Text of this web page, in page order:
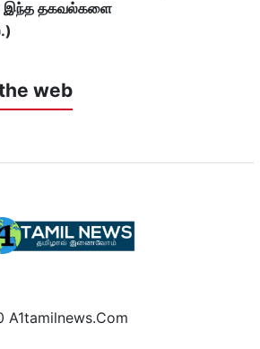
இந்த தகவல்களை
web